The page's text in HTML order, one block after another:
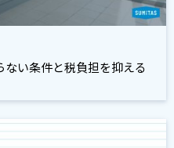
い条件と税負担を抑える